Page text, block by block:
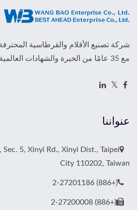
مع 35 عامًا من الخبرة والشهادات العالمية.
عنواننا
Sec. 5, Xinyi Rd., Xinyi Dist., Taipei
City 110202, Taiwan
(+886) 2-27201186
(+886) 2-27200008